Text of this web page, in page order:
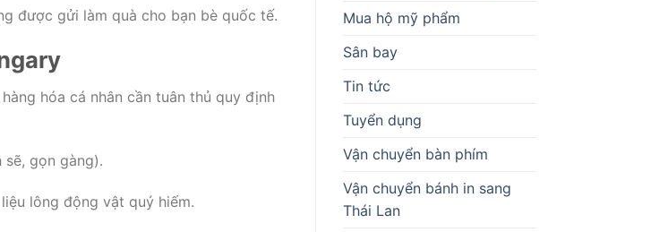
được gửi làm quà cho bạn bè quốc tế.
hóa cá nhân cần tuân thủ quy định
sẽ, gọn gàng).
lông động vật quý hiếm.
Mua hộ mỹ phẩm
Sân bay
Tin tức
Tuyển dụng
Vận chuyển bàn phím
Vận chuyển bánh in sang
Thái Lan